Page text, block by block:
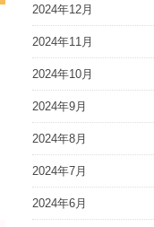
2024年12月
2024年11月
2024年10月
2024年9月
2024年8月
2024年7月
2024年6月